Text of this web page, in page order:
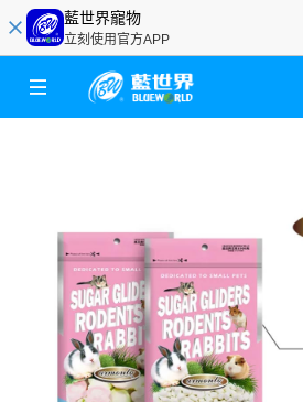
藍世界寵物
立刻使用官方APP